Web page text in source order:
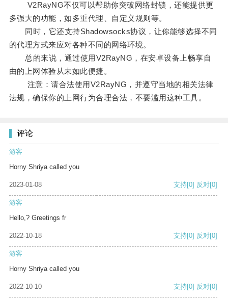
V2RayNG不仅可以帮助你突破网络封锁，还能提供更
多强大的功能，如多重代理、自定义规则等。
同时，它还支持Shadowsocks协议，让你能够选择不同
的代理方式来应对各种不同的网络环境。
总的来说，通过使用V2RayNG，在安卓设备上畅享自
由的上网体验从未如此便捷。
注意：请合法使用V2RayNG，并遵守当地的相关法律
法规，确保你的上网行为合理合法，不要滥用这种工具。
评论
游客
Horny Shriya called you
2023-01-08 支持[0] 反对[0]
游客
Hello,? Greetings fr
2022-10-18 支持[0] 反对[0]
游客
Horny Shriya called you
2022-10-10 支持[0] 反对[0]